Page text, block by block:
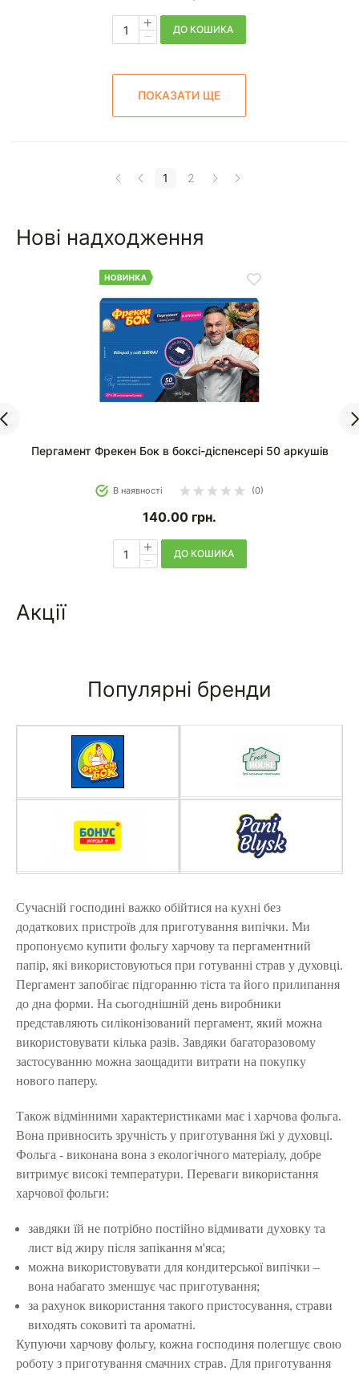
ДО КОШИКА
ПОКАЗАТИ ЩЕ
1 2
Нові надходження
Фольга алюмінієва Фрекен Бок Мах з ножем-
В наявності
290.90 грн.
ДО КОШИКА
Акції
Популярні бренди
Сучасній господині важко обійтися на кухні без
додаткових пристроїв для приготування випічки. Ми
пропонуємо купити фольгу харчову та пергаментний
папір, які використовуються при готуванні страв у духовці.
Пергамент запобігає підгоранню тіста та його прилипання
до дна форми. На сьогоднішній день виробники
представляють силіконізований пергамент, який можна
використовувати кілька разів. Завдяки багаторазовому
застосуванню можна заощадити витрати на покупку
нового паперу.
Також відмінними характеристиками має і харчова фольга.
Вона привносить зручність у приготування їжі у духовці.
Фольга - виконана вона з екологічного матеріалу, добре
витримує високі температури. Переваги використання
харчової фольги:
завдяки їй не потрібно постійно відмивати духовку та
лист від жиру після запікання м'яса;
можна використовувати для кондитерської випічки –
вона набагато зменшує час приготування;
за рахунок використання такого пристосування, страви
виходять соковиті та ароматні.
Купуючи харчову фольгу, кожна господиня полегшує свою
роботу з приготування смачних страв. Для приготування